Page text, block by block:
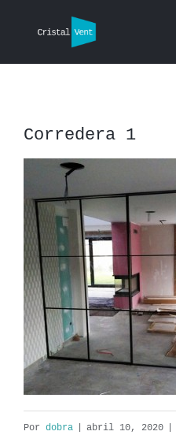
contenido
Corredera 1
Por dobra | abril 10, 2020 |